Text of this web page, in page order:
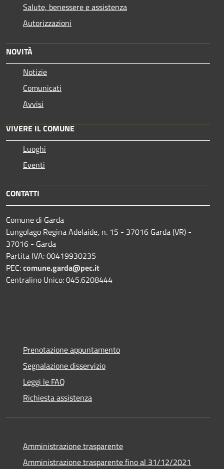
Salute, benessere e assistenza
Autorizzazioni
NOVITÀ
Notizie
Comunicati
Avvisi
VIVERE IL COMUNE
Luoghi
Eventi
CONTATTI
Comune di Garda
Lungolago Regina Adelaide, n. 15 - 37016 Garda (VR) -
37016 - Garda
Partita IVA: 00419930235
PEC:comune.garda@pec.it
Centralino Unico: 045.6208444
Prenotazione appuntamento
Segnalazione disservizio
Leggi le FAQ
Richiesta assistenza
Amministrazione trasparente
Amministrazione trasparente fino al 31/12/2021